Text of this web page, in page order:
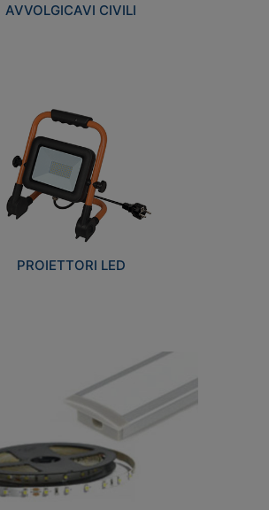
AVVOLGICAVI CIVILI
PROIETTORI LED